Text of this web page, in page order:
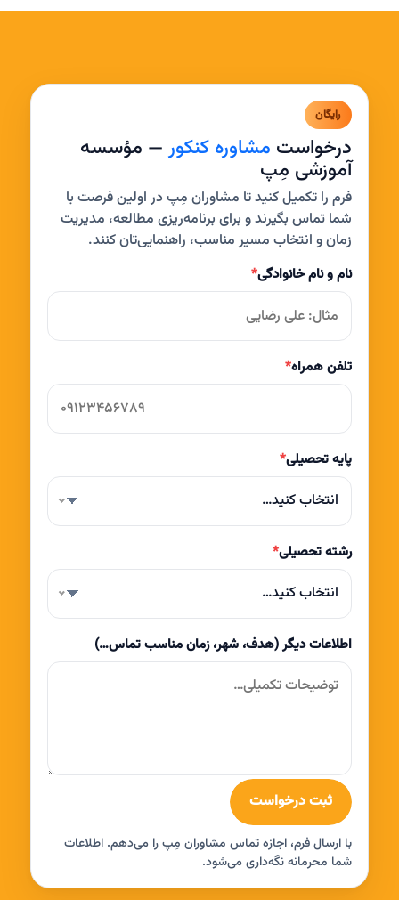
رایگان
درخواست مشاوره کنکور— مؤسسه
آموزشی مِپ
فرم را تکمیل کنید تا مشاوران مِپ در اولین فرصت با
شما تماس بگیرند و برای برنامه‌ریزی مطالعه، مدیریت
زمان و انتخاب مسیر مناسب، راهنمایی‌تان کنند.
نام و نام خانوادگی*
تلفن همراه*
پایه تحصیلی*
انتخاب کنید…
رشته تحصیلی*
انتخاب کنید…
اطلاعات دیگر (هدف، شهر، زمان مناسب تماس…)
ثبت درخواست
با ارسال فرم، اجازه تماس مشاوران مِپ را می‌دهم. اطلاعات
شما محرمانه نگه‌داری می‌شود.